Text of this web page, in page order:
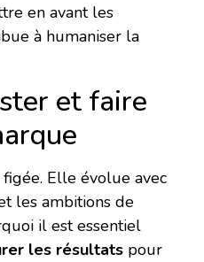
en avant les
à humaniser la
et faire
figée. Elle évolue avec
les ambitions de
il est essentiel
les résultats pour